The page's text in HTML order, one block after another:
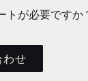
トが必要ですか
わせ